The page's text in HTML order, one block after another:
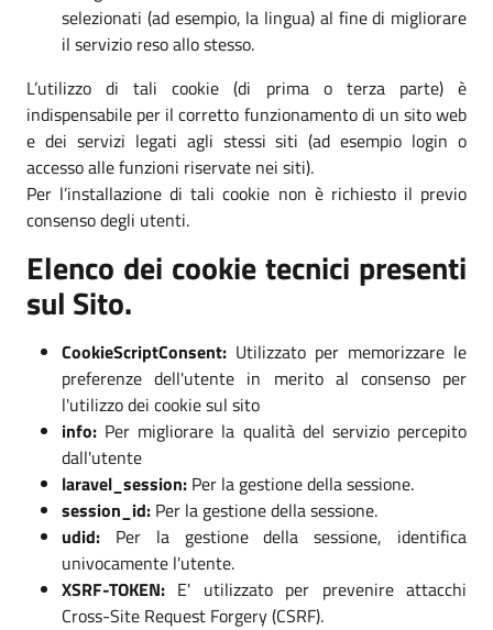
selezionati (ad esempio, la lingua) al fine di migliorare
il servizio reso allo stesso.
L’utilizzo di tali cookie (di prima o terza parte) è
indispensabile per il corretto funzionamento di un sito web
e dei servizi legati agli stessi siti (ad esempio login o
accesso alle funzioni riservate nei siti).
Per l’installazione di tali cookie non è richiesto il previo
consenso degli utenti.
Elenco dei cookie tecnici presenti
sul Sito.
CookieScriptConsent: Utilizzato per memorizzare le
preferenze dell'utente in merito al consenso per
l'utilizzo dei cookie sul sito
info: Per migliorare la qualità del servizio percepito
dall'utente
laravel_session: Per la gestione della sessione.
session_id: Per la gestione della sessione.
udid: Per la gestione della sessione, identifica
univocamente l'utente.
XSRF-TOKEN: E' utilizzato per prevenire attacchi
Cross-Site Request Forgery (CSRF).